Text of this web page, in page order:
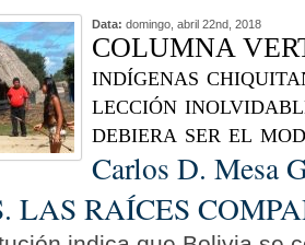
Data: domingo, abril 22nd, 2018
COLUMNA
indígenas
lección
debiera ser el
Carlos D. Mesa
LAS RAÍCES